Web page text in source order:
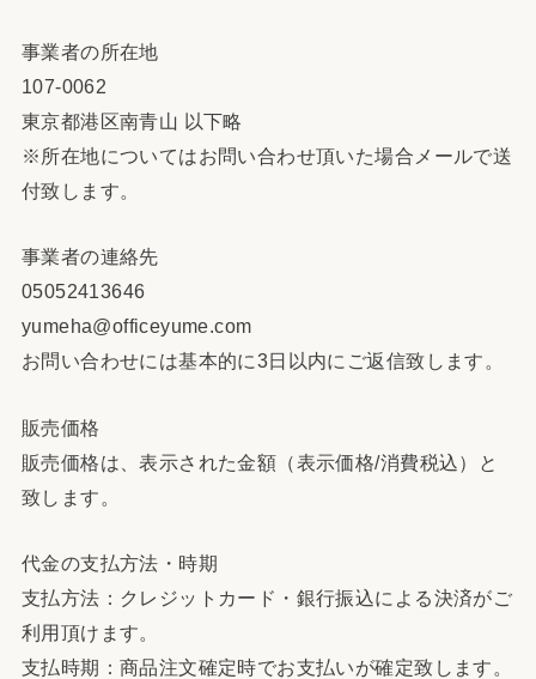
事業者の所在地
107-0062
東京都港区南青山 以下略
※所在地についてはお問い合わせ頂いた場合メールで送
付致します。
事業者の連絡先
05052413646
yumeha@officeyume.com
お問い合わせには基本的に3日以内にご返信致します。
販売価格
販売価格は、表示された金額（表示価格/消費税込）と
致します。
代金の支払方法・時期
支払方法：クレジットカード・銀行振込による決済がご
利用頂けます。
支払時期：商品注文確定時でお支払いが確定致します。